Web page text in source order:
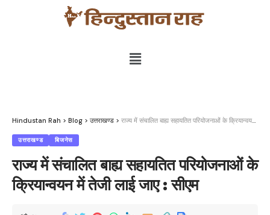
Hindustan Rah > Blog > उत्तराखण्ड > राज्य में संचालित बाह्य सहायतित परियोजनाओं के क्रियान्वयन में तेजी लाई जाए : सीएम
उत्तराखण्ड बिजनेस
राज्य में संचालित बाह्य सहायतित परियोजनाओं के
क्रियान्वयन में तेजी लाई जाए : सीएम